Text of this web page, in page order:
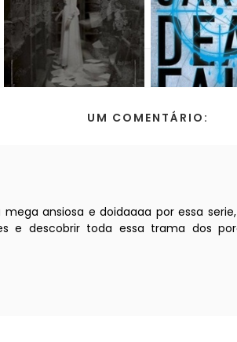
UM COMENTÁRIO:
mega ansiosa e doidaaaa por essa
e descobrir toda essa trama dos